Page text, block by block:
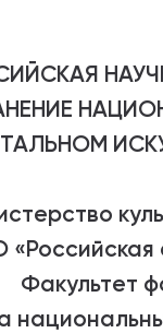
Факультет